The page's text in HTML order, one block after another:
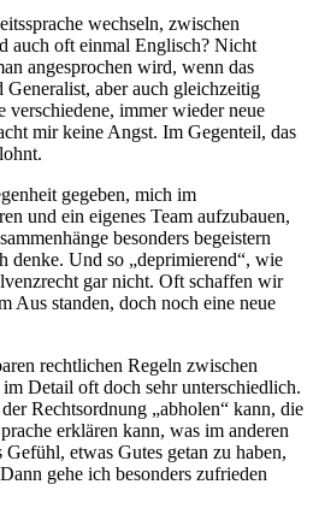
wechseln, zwischen
auch oft einmal Englisch? Nicht
angesprochen wird, wenn das
aber auch gleichzeitig
verschiedene, immer wieder neue
mir keine Angst. Im Gegenteil, das
gegeben, mich im
und ein eigenes Team aufzubauen,
besonders begeistern
denke. Und so „deprimierend“, wie
gar nicht. Oft schaffen wir
Aus standen, doch noch eine neue
rechtlichen Regeln zwischen
Detail oft doch sehr unterschiedlich.
Rechtsordnung „abholen“ kann, die
erklären kann, was im anderen
etwas Gutes getan zu haben,
gehe ich besonders zufrieden